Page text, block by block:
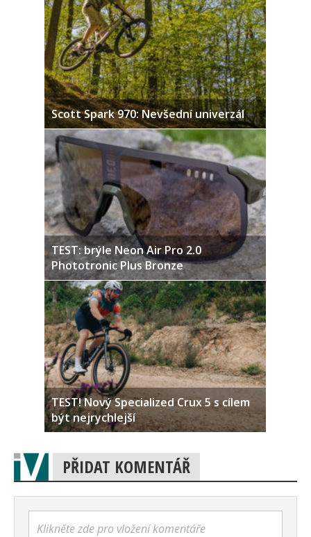
Scott Spark 970: Nevšední univerzál
TEST: brýle Neon Air Pro 2.0
Phototronic Plus Bronze
TEST! Nový Specialized Crux 5 s cílem
být nejrychlejší
PŘIDAT KOMENTÁŘ
Klikněte zde pro vložení komentáře